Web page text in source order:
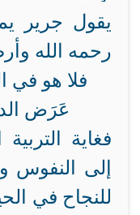
يقول جرير
رحمه الله
فلا هو في
عَرَض
فغاية
إلى النفوس
للنجاح في